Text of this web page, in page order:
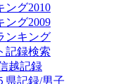
ング2010
ング2009
ンキング
記録検索
越記録
県記録/男子